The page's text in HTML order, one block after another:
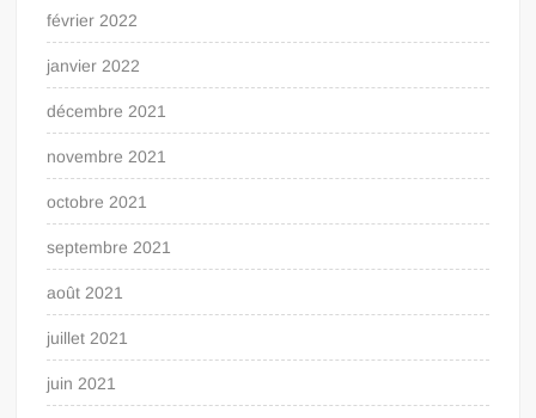
février 2022
janvier 2022
décembre 2021
novembre 2021
octobre 2021
septembre 2021
août 2021
juillet 2021
juin 2021